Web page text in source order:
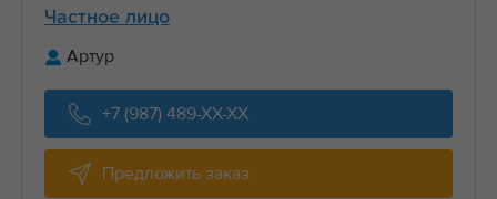
Частное лицо
Артур
+7 (987) 489-XX-XX
Предложить заказ